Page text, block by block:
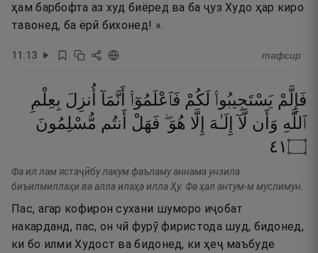
ҳам барбофта аз худ биёред ва ба ҷуз Худо ҳар киро
тавонед, ба ёрӣ бихонед! ».
11:13 тафсир
فَإِلَّمْ يَسْتَجِيبُوا۟ لَكُمْ فَٱعْلَمُوٓا۟ أَنَّمَآ أُنزِلَ بِعِلْمِ
ٱللَّهِ وَأَن لَّآ إِلَـٰهَ إِلَّا هُوَ ۖ فَهَلْ أَنتُم مُّسْلِمُونَ
۝١٤
Фа ил лам ястаҷӣбу лакум фаъламу аннама унзила
биъилмиллаҳи ва алла илаҳа илла Ҳу. Фа ҳал антум-м муслимун.
Пас, агар кофирон сухани шуморо иҷобат
накарданд, пас, он чӣ фурӯ фиристода шуд, бидонед,
ки бо илми Худост ва бидонед, ки ҳеҷ маъбуде